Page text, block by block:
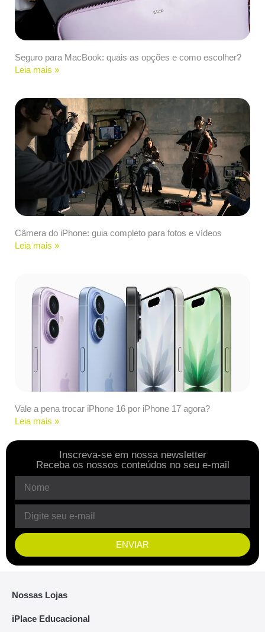
Seguro para MacBook: quais as opções e como escolher?
Leia mais »
Câmera do iPhone: guia completo para fotos e vídeos
Leia mais »
Vale a pena trocar iPhone 16 por iPhone 17 agora?
Leia mais »
Inscreva-se em nossa newsletter
Receba os nossos conteúdos no seu e-mail
ENVIAR
Nossas Lojas
iPlace Educacional